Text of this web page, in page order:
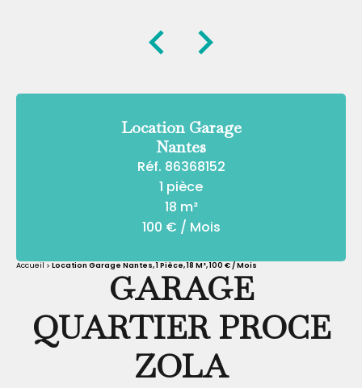
Location Garage
Nantes
Réf. 86368152
1 pièce
18 m²
100 € / Mois
Accueil Location Garage Nantes, 1 Pièce, 18 M², 100 € / Mois
GARAGE
QUARTIER PROCE
ZOLA